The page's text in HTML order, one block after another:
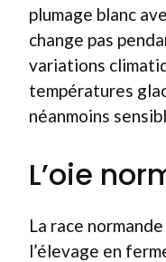
plumage blanc
change pas
variations
températures
néanmoins
L’oie
La race
l’élevage en